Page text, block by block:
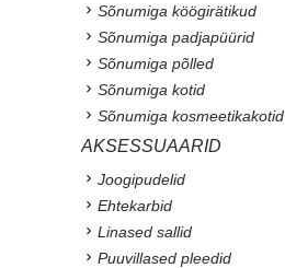
Sõnumiga köögirätikud
Sõnumiga padjapüürid
Sõnumiga põlled
Sõnumiga kotid
Sõnumiga kosmeetikakotid
AKSESSUAARID
Joogipudelid
Ehtekarbid
Linased sallid
Puuvillased pleedid